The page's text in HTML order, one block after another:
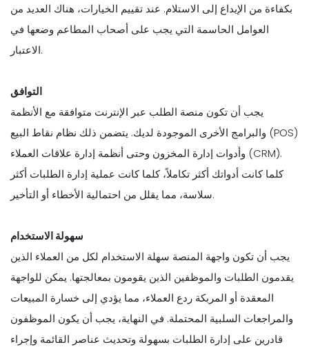
بكفاءة من الإيداع إلى الاستلام. عند تقييم الخيارات، هناك العديد من
العوامل الحاسمة التي يجب على أصحاب المطاعم وضعها في
الاعتبار.
التوافق
يجب أن تكون منصة الطلب عبر الإنترنت متوافقة مع الأنظمة
والبرامج الأخرى الموجودة لديك. يتضمن ذلك نظام نقاط البيع (POS)
وأدوات إدارة المخزون وحتى أنظمة إدارة علاقات العملاء (CRM).
كلما كانت أدواتك أكثر تكاملاً، كلما كانت عملية إدارة الطلبات أكثر
سلاسة، مما يقلل من احتمالية الأخطاء أو التأخير.
سهولة الاستخدام
يجب أن تكون واجهة المنصة سهلة الاستخدام لكل من العملاء الذين
يقدمون الطلبات والموظفين الذين يقومون بمعالجتها. يمكن للواجهة
المعقدة أو المربكة ردع العملاء، مما يؤدي إلى خسارة المبيعات
والمراجعات السلبية المحتملة. في النهاية، يجب أن يكون الموظفون
قادرين على إدارة الطلبات بسهولة وتحديث عناصر القائمة وإجراء